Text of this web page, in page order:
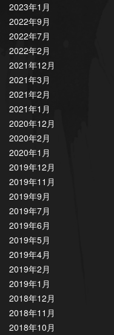
2023年1月
2022年9月
2022年7月
2022年2月
2021年12月
2021年3月
2021年2月
2021年1月
2020年12月
2020年2月
2020年1月
2019年12月
2019年11月
2019年9月
2019年7月
2019年6月
2019年5月
2019年4月
2019年2月
2019年1月
2018年12月
2018年11月
2018年10月